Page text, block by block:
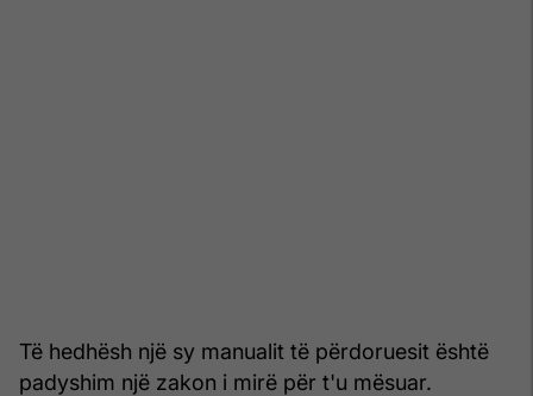
Të hedhësh një sy manualit të përdoruesit është
padyshim një zakon i mirë për t'u mësuar.